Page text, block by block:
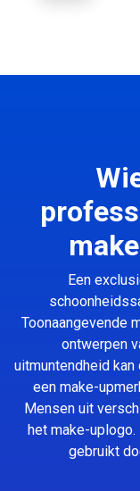
Een
Toonaangevende
ontwerpen
uitmuntendheid
een make-
Mensen uit
het make-
gebruikt